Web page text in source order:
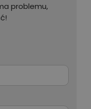
problemu,